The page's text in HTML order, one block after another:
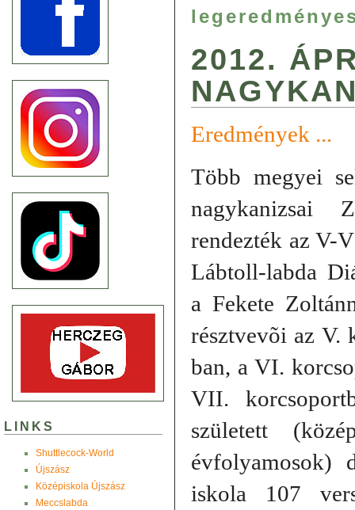
LINKS
Shuttlecock-World
Újszász
Középiskola Újszász
Meccslabda
2012.
Eredmények ...
Több megyei
nagykanizsai
rendezték az V-
Lábtoll-labda
a Fekete
résztvevõi az V.
ban, a VI.
VII.
született
évfolyamosok)
iskola 107